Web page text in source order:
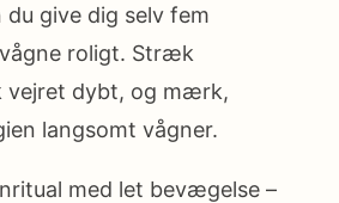
give dig selv fem
roligt. Stræk
dybt, og mærk,
langsomt vågner.
med let bevægelse –